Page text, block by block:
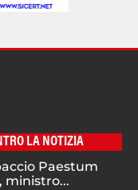
LA NOTIZIA
Paestum
ministro...